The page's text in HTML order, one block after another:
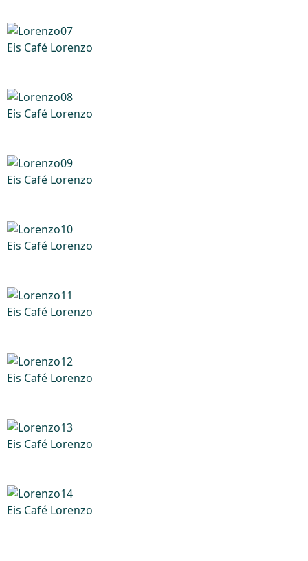
Eis Café Lorenzo
Eis Café Lorenzo
Eis Café Lorenzo
Eis Café Lorenzo
Eis Café Lorenzo
Eis Café Lorenzo
Eis Café Lorenzo
Eis Café Lorenzo